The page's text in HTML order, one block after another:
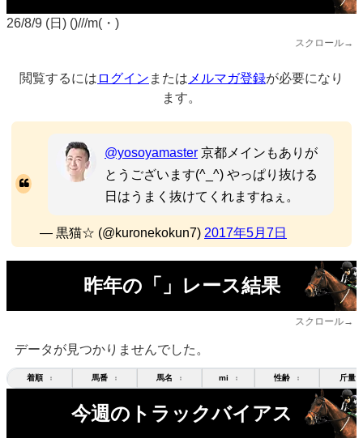
26/8/9 (日) ()///m(・)
スクロール→
閲覧するには ログイン または メルマガ登録が必要になり
ます。
@yosoyamaster 京都メインもありが
とうございます(^_^) やっぱり抜ける
日はうまく抜けてくれますねぇ。
— 黒猫☆ (@kuronekokun7) 2017年5月7日
昨年の「」レース結果
スクロール→
データが見つかりませんでした。
着順 ↕ 馬番 ↕ 馬名 ↕ mi ↕ 性齢 ↕ 斤量
今週のトラックバイアス